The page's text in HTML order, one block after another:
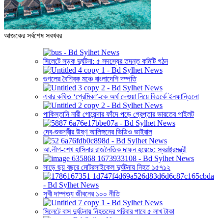
আজকের সর্বশেষ সবখবর
সিলেটে সড়ক দুর্ঘটনা: ৫ সদস্যের তদন্ত কমিটি গঠন
গুগলের বৈশ্বিক মঞ্চে বাংলাদেশি দম্পতি
এবার কথিত ‘প্রেমিকা’-কে অর্থ দেওয়া নিয়ে বিতর্কে ইনফান্তিনো
পাকিস্তানি নারী গোয়েন্দার ফাঁদে পড়ে গ্রেপ্তার ভারতের পাইলট
দেব-শুভশ্রীর উষ্ণ আলিঙ্গনের ভিডিও ভাইরাল
আ.লীগ-শেখ হাসিনার রাজনৈতিক দাফন হয়েছে: স্বরাষ্ট্রমন্ত্রী
সাড়ে ছয় বছরে মোটরসাইকেল দুর্ঘটনায় নিহত ১৫৭১২
সুখী দাম্পত্য জীবনের ১০০ নীতি
সিলেটে বাস দুর্ঘটনায় নিহতদের পরিবার পাবে ৫ লাখ টাকা